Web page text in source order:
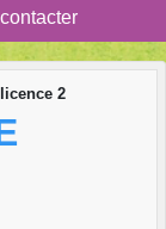
2